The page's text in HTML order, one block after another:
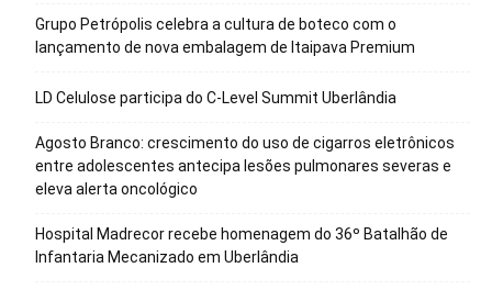
Grupo Petrópolis celebra a cultura de boteco com o
lançamento de nova embalagem de Itaipava Premium
LD Celulose participa do C-Level Summit Uberlândia
Agosto Branco: crescimento do uso de cigarros eletrônicos
entre adolescentes antecipa lesões pulmonares severas e
eleva alerta oncológico
Hospital Madrecor recebe homenagem do 36º Batalhão de
Infantaria Mecanizado em Uberlândia